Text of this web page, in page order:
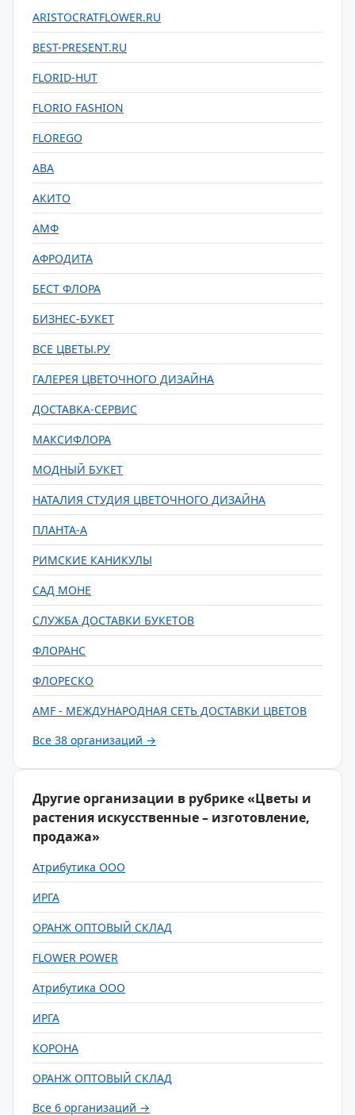
ARISTOCRATFLOWER.RU
BEST-PRESENT.RU
FLORID-HUT
FLORIO FASHION
FLOREGO
АВА
АКИТО
АМФ
АФРОДИТА
БЕСТ ФЛОРА
БИЗНЕС-БУКЕТ
ВСЕ ЦВЕТЫ.РУ
ГАЛЕРЕЯ ЦВЕТОЧНОГО ДИЗАЙНА
ДОСТАВКА-СЕРВИС
МАКСИФЛОРА
МОДНЫЙ БУКЕТ
НАТАЛИЯ СТУДИЯ ЦВЕТОЧНОГО ДИЗАЙНА
ПЛАНТА-А
РИМСКИЕ КАНИКУЛЫ
САД МОНЕ
СЛУЖБА ДОСТАВКИ БУКЕТОВ
ФЛОРАНС
ФЛОРЕСКО
AMF - МЕЖДУНАРОДНАЯ СЕТЬ ДОСТАВКИ ЦВЕТОВ
Все 38 организаций →
Другие организации в рубрике «Цветы и
растения искусственные – изготовление,
продажа»
Атрибутика ООО
ИРГА
ОРАНЖ ОПТОВЫЙ СКЛАД
FLOWER POWER
Атрибутика ООО
ИРГА
КОРОНА
ОРАНЖ ОПТОВЫЙ СКЛАД
Все 6 организаций →